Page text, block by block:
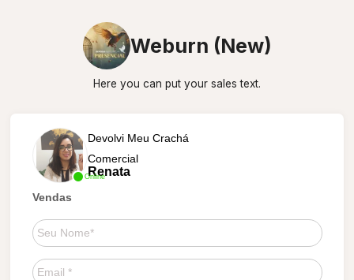
Weburn (New)
Here you can put your sales text.
Online
Devolvi Meu Crachá
Comercial
Renata
Vendas